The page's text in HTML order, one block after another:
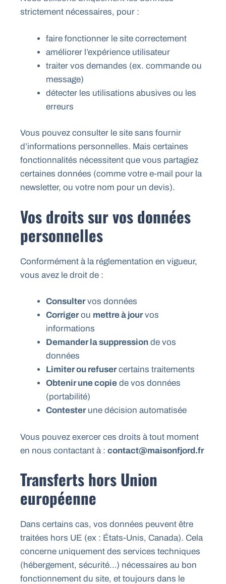
strictement nécessaires, pour :
faire fonctionner le site correctement
améliorer l’expérience utilisateur
traiter vos demandes (ex. commande ou
message)
détecter les utilisations abusives ou les
erreurs
Vous pouvez consulter le site sans fournir
d’informations personnelles. Mais certaines
fonctionnalités nécessitent que vous partagiez
certaines données (comme votre e-mail pour la
newsletter, ou votre nom pour un devis).
Vos droits sur vos données
personnelles
Conformément à la réglementation en vigueur,
vous avez le droit de :
Consultervos données
Corrigerou mettre à jourvos
informations
Demander la suppression de vos
données
Limiter ou refusercertains traitements
Obtenir une copie de vos données
(portabilité)
Contesterune décision automatisée
Vous pouvez exercer ces droits à tout moment
en nous contactant à : contact@maisonfjord.fr
Transferts hors Union
européenne
Dans certains cas, vos données peuvent être
traitées hors UE (ex : États-Unis, Canada). Cela
concerne uniquement des services techniques
(hébergement, sécurité…) nécessaires au bon
fonctionnement du site, et toujours dans le